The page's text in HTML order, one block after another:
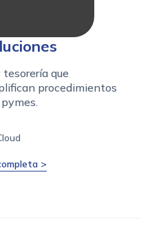
que
procedimientos
>